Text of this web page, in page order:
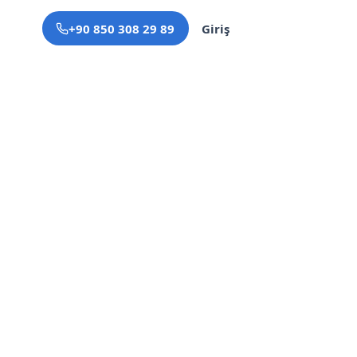
+90 850 308 29 89 Giriş